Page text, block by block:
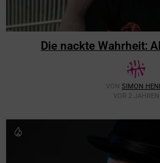
Die nackte Wahrheit:
VON SIMON
VOR 2 JAHREN